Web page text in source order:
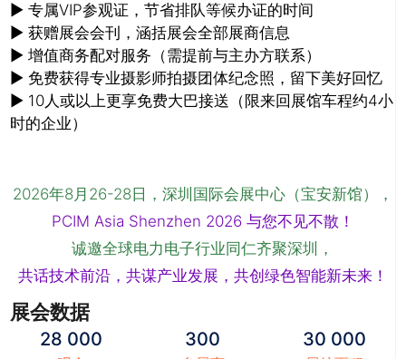
► 专属VIP参观证，节省排队等候办证的时间
► 获赠展会会刊，涵括展会全部展商信息
► 增值商务配对服务（需提前与主办方联系）
► 免费获得专业摄影师拍摄团体纪念照，留下美好回忆
► 10人或以上更享免费大巴接送（限来回展馆车程约4小
时的企业）
2026年8月26-28日，深圳国际会展中心（宝安新馆），
PCIM Asia Shenzhen 2026 与您不见不散！
诚邀全球电力电子行业同仁齐聚深圳，
共话技术前沿，共谋产业发展，共创绿色智能新未来！
展会数据
28 000 300 30 000